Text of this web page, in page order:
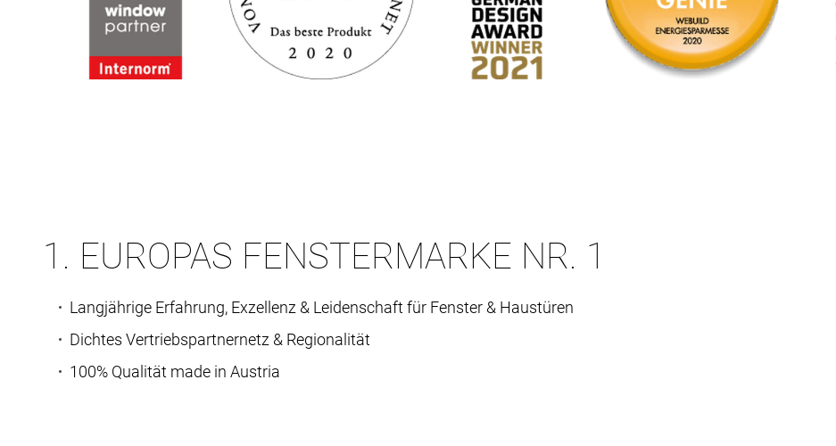
1. EUROPAS FENSTERMARKE NR. 1
Langjährige Erfahrung, Exzellenz & Leidenschaft für Fenster & Haustüren
Dichtes Vertriebspartnernetz & Regionalität
100% Qualität made in Austria